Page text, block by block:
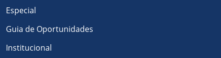
Especial
Guia de Oportunidades
Institucional